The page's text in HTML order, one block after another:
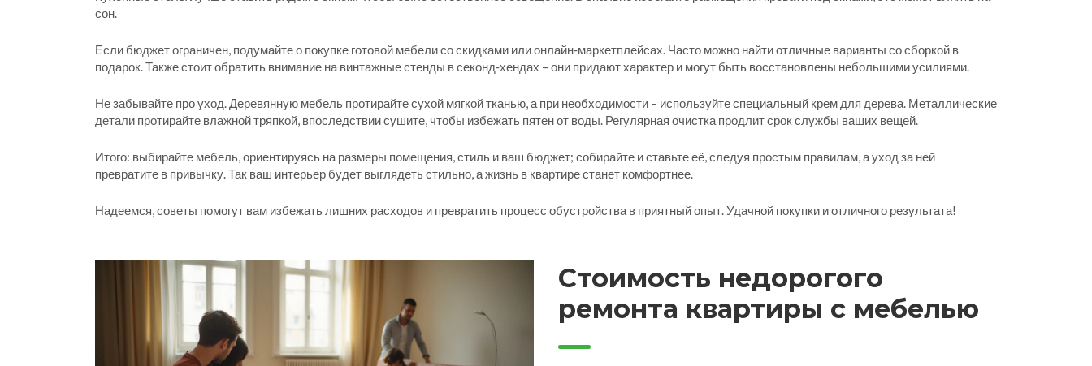
сон.
Если бюджет ограничен, подумайте о покупке готовой мебели со скидками или онлайн‑маркетплейсах. Часто можно найти отличные варианты со сборкой в
подарок. Также стоит обратить внимание на винтажные стенды в секонд‑хендах – они придают характер и могут быть восстановлены небольшими усилиями.
Не забывайте про уход. Деревянную мебель протирайте сухой мягкой тканью, а при необходимости – используйте специальный крем для дерева. Металлические
детали протирайте влажной тряпкой, впоследствии сушите, чтобы избежать пятен от воды. Регулярная очистка продлит срок службы ваших вещей.
Итого: выбирайте мебель, ориентируясь на размеры помещения, стиль и ваш бюджет; собирайте и ставьте её, следуя простым правилам, а уход за ней
превратите в привычку. Так ваш интерьер будет выглядеть стильно, а жизнь в квартире станет комфортнее.
Надеемся, советы помогут вам избежать лишних расходов и превратить процесс обустройства в приятный опыт. Удачной покупки и отличного результата!
Стоимость недорогого
ремонта квартиры с мебелью